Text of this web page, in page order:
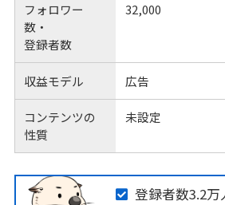
フォロワー
数・
登録者数
32,000
収益モデル 広告
コンテンツの
性質
未設定
登録者数3.2万